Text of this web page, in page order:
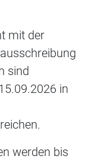
mit der
sind
in
werden bis